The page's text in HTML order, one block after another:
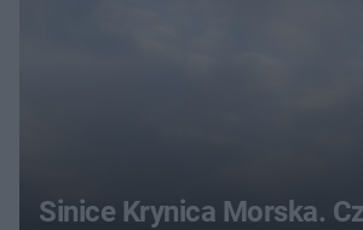
Sinice Krynica Morska.